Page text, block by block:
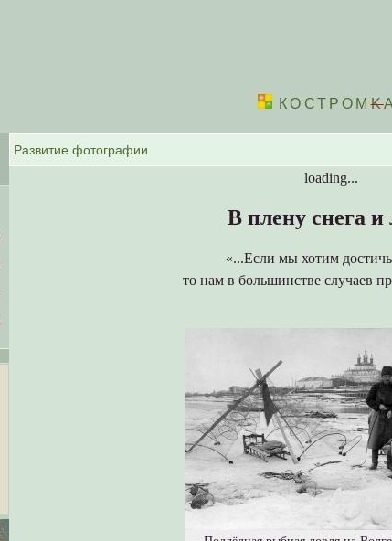
КОСТРОМKА
loading...
В плену снега и
«...Если мы хотим
то нам в большинстве случаев